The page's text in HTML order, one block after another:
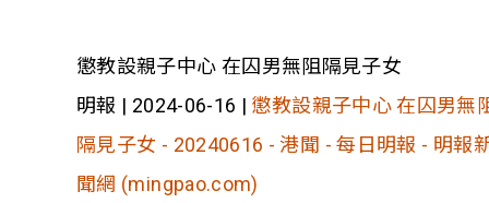
懲教設親子中心 在囚男無阻隔見子女
明報 | 2024-06-16 | 懲教設親子中心 在囚男無
隔見子女 - 20240616 - 港聞 - 每日明報 - 明報
聞網 (mingpao.com)